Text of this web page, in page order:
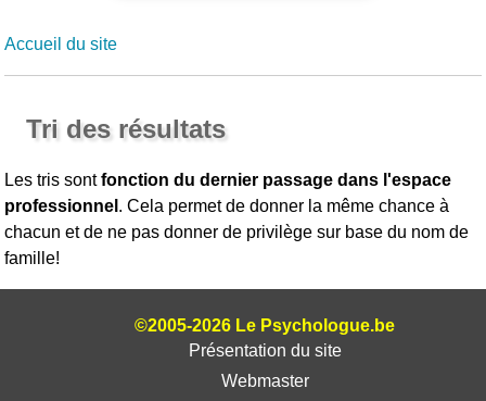
Accueil du site
Tri des résultats
Les tris sontfonction du dernier passage dans l'espace
professionnel . Cela permet de donner la même chance à
chacun et de ne pas donner de privilège sur base du nom de
famille!
©2005-2026 Le Psychologue.be
Présentation du site
Webmaster